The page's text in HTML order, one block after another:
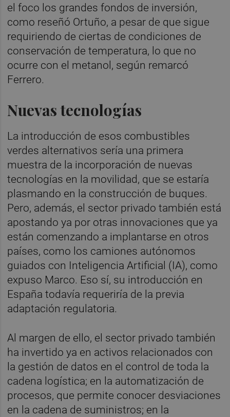
el foco los grandes fondos de inversión,
como reseñó Ortuño, a pesar de que sigue
requiriendo de ciertas de condiciones de
conservación de temperatura, lo que no
ocurre con el metanol, según remarcó
Ferrero.
Nuevas tecnologías
La introducción de esos combustibles
verdes alternativos sería una primera
muestra de la incorporación de nuevas
tecnologías en la movilidad, que se estaría
plasmando en la construcción de buques.
Pero, además, el sector privado también está
apostando ya por otras innovaciones que ya
están comenzando a implantarse en otros
países, como los camiones autónomos
guiados con Inteligencia Artificial (IA), como
expuso Marco. Eso sí, su introducción en
España todavía requeriría de la previa
adaptación regulatoria.
Al margen de ello, el sector privado también
ha invertido ya en activos relacionados con
la gestión de datos en el control de toda la
cadena logística; en la automatización de
procesos, que permite conocer desviaciones
en la cadena de suministros; en la